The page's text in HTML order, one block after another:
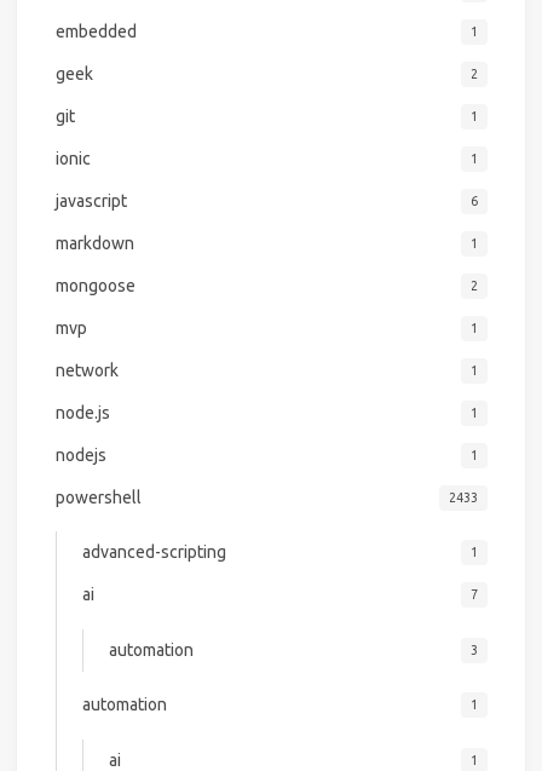
embedded 1
geek 2
git 1
ionic 1
javascript 6
markdown 1
mongoose 2
mvp 1
network 1
node.js 1
nodejs 1
powershell 2433
advanced-scripting 1
ai 7
automation 3
automation 1
ai 1